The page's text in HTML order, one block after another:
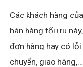
Các khách hàng
bán hàng tối ưu
đơn hàng hay có
chuyển, giao